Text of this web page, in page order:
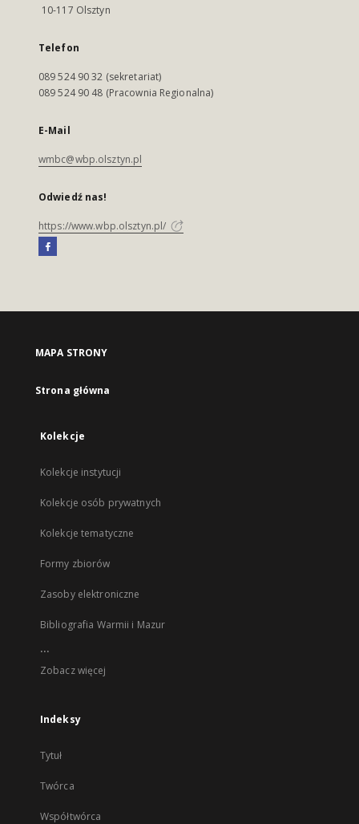
10-117 Olsztyn
Telefon
089 524 90 32 (sekretariat)
089 524 90 48 (Pracownia Regionalna)
E-Mail
wmbc@wbp.olsztyn.pl
Odwiedź nas!
https://www.wbp.olsztyn.pl/
MAPA STRONY
Strona główna
Kolekcje
Kolekcje instytucji
Kolekcje osób prywatnych
Kolekcje tematyczne
Formy zbiorów
Zasoby elektroniczne
Bibliografia Warmii i Mazur
...
Zobacz więcej
Indeksy
Tytuł
Twórca
Współtwórca